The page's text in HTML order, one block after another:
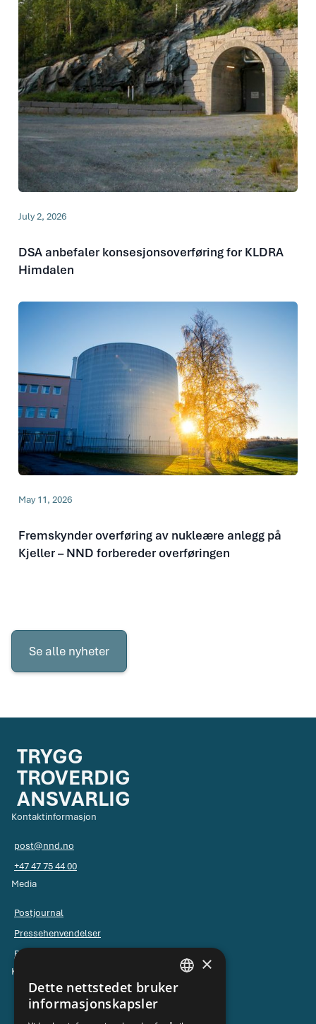
July 2, 2026
DSA anbefaler konsesjonsoverføring for KLDRA
Himdalen
May 11, 2026
Fremskynder overføring av nukleære anlegg på
Kjeller – NND forbereder overføringen
Se alle nyheter
Se
alle
TRYGG
TROVERDIG
ANSVARLIG
Kontaktinformasjon
post@nnd.no
+47 47 75 44 00
Media
Postjournal
Pressehenvendelser
Pressebilder
Kontakt NND
Ledelsen
Kontaktskjema for universell utforming
NORWEGIAN
×
Dette nettstedet bruker
informasjonskapsler